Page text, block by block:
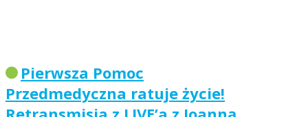
Pierwsza Pomoc
Przedmedyczna ratuje życie!